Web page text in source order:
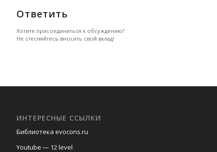
Ответить
Хотите присоединиться к обсуждению?
Не стесняйтесь вносить свой вклад!
ИНТЕРЕСНЫЕ ССЫЛКИ
Библиотека evocons.ru
Youtube — 12 level